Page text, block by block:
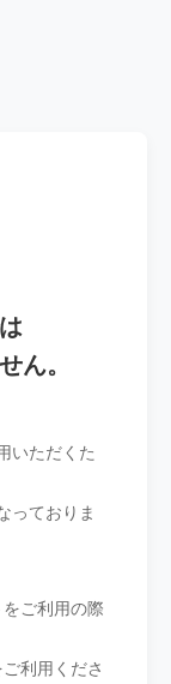
ん。
いただくた
っておりま
ご利用の際
利用くださ